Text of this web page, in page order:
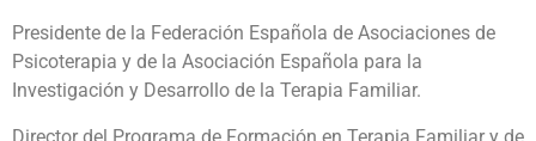
Presidente de la Federación Española de Asociaciones de
Psicoterapia y de la Asociación Española para la
Investigación y Desarrollo de la Terapia Familiar.
Director del Programa de Formación en Terapia Familiar y de